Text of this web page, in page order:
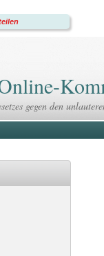
gegen den